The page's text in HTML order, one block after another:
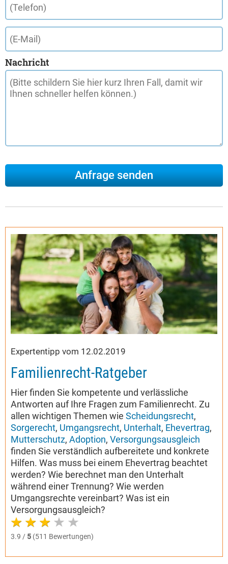
Nachricht
Expertentipp vom 12.02.2019
Familienrecht-Ratgeber
Hier finden Sie kompetente und verlässliche
Antworten auf Ihre Fragen zum Familienrecht. Zu
allen wichtigen Themen wie Scheidungsrecht,
Sorgerecht, Umgangsrecht, Unterhalt, Ehevertrag,
Mutterschutz, Adoption, Versorgungsausgleich
finden Sie verständlich aufbereitete und konkrete
Hilfen. Was muss bei einem Ehevertrag beachtet
werden? Wie berechnet man den Unterhalt
während einer Trennung? Wie werden
Umgangsrechte vereinbart? Was ist ein
Versorgungsausgleich?
3.9 / 5 (511 Bewertungen)